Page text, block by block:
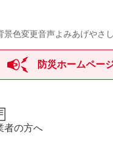
景色変更音声よみあげやさ
防災ホームペー
者の方へ